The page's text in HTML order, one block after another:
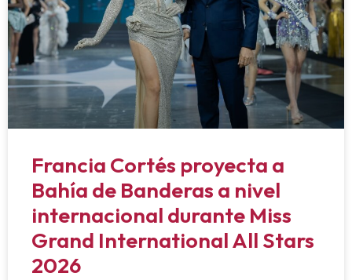
Francia Cortés proyecta a
Bahía de Banderas a nivel
internacional durante Miss
Grand International All Stars
2026